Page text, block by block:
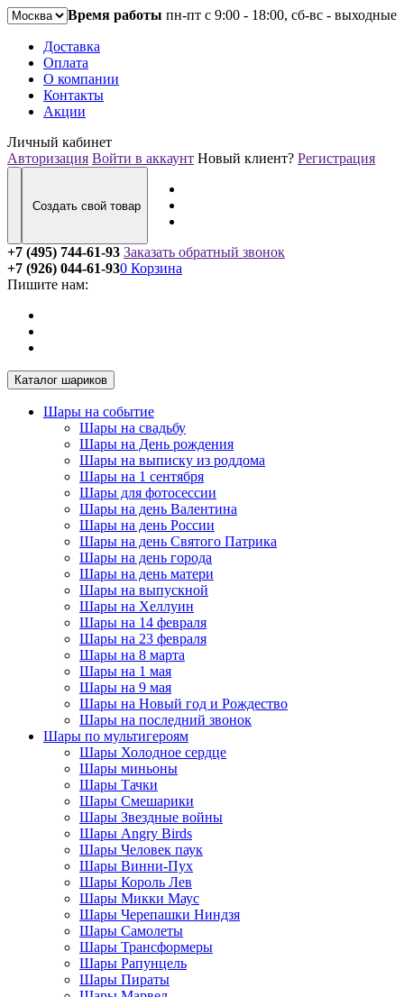
Время работы пн-пт с 9:00 - 18:00, сб-вс - выходные
Доставка
Оплата
О компании
Контакты
Акции
Личный кабинет
Авторизация Войти в аккаунт Новый клиент? Регистрация
Создать свой товар
+7 (495) 744-61-93 Заказать обратный звонок
+7 (926) 044-61-93
Пишите нам:
0 Корзина
Каталог шариков
Шары на событие
Шары на свадьбу
Шары на День рождения
Шары на выписку из роддома
Шары на 1 сентября
Шары для фотосессии
Шары на день Валентина
Шары на день России
Шары на день Святого Патрика
Шары на день города
Шары на день матери
Шары на выпускной
Шары на Хеллуин
Шары на 14 февраля
Шары на 23 февраля
Шары на 8 марта
Шары на 1 мая
Шары на 9 мая
Шары на Новый год и Рождество
Шары на последний звонок
Шары по мультигероям
Шары Холодное сердце
Шары миньоны
Шары Тачки
Шары Смешарики
Шары Звездные войны
Шары Angry Birds
Шары Человек паук
Шары Винни-Пух
Шары Король Лев
Шары Микки Маус
Шары Черепашки Ниндзя
Шары Самолеты
Шары Трансформеры
Шары Рапунцель
Шары Пираты